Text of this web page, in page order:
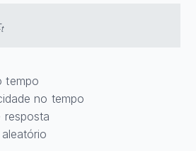
t
tempo
no tempo